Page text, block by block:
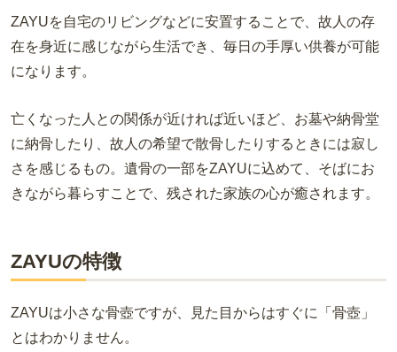
ZAYUを自宅のリビングなどに安置することで、故人の存
在を身近に感じながら生活でき、毎日の手厚い供養が可能
になります。
亡くなった人との関係が近ければ近いほど、お墓や納骨堂
に納骨したり、故人の希望で散骨したりするときには寂し
さを感じるもの。遺骨の一部をZAYUに込めて、そばにお
きながら暮らすことで、残された家族の心が癒されます。
ZAYUの特徴
ZAYUは小さな骨壺ですが、見た目からはすぐに「骨壺」
とはわかりません。